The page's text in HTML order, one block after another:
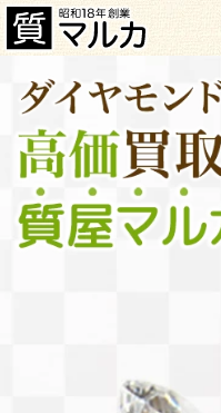
大阪・池田市のお客様よりPt900 ローズ
しました。ダイヤモンド・ジュエリーの
お任せ下さい。（2025年5月時点の価格で